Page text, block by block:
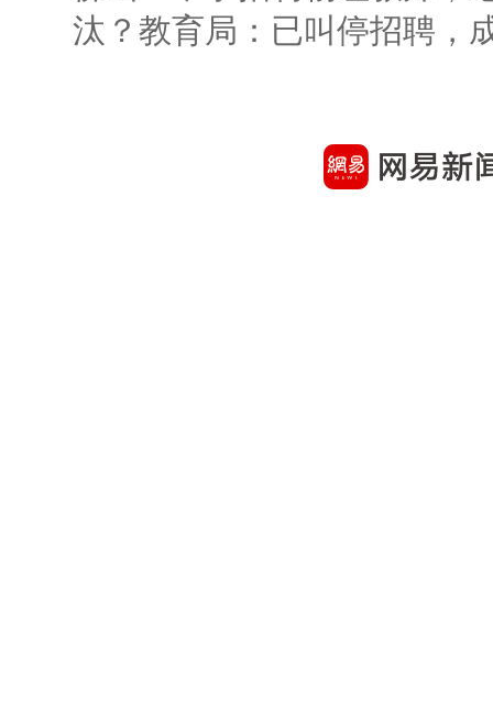
汰？教育局：已叫停招聘，